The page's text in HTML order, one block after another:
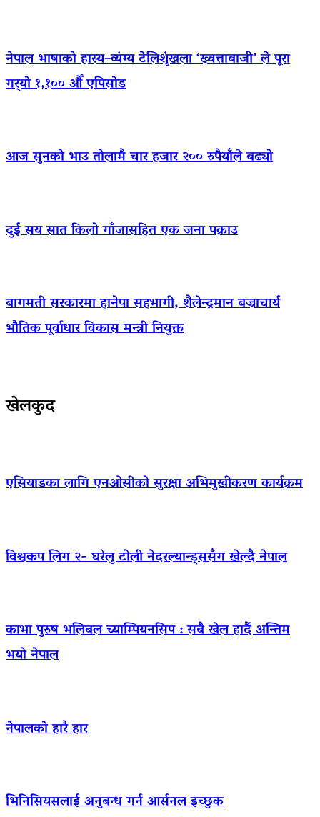
नेपाल भाषाको हास्य–व्यंग्य टेलिशृंखला ‘ख्वत्ताबाजी’ ले पूरा
गर्‍यो १,१०० औँ एपिसोड
आज सुनको भाउ तोलामै चार हजार २०० रुपैयाँले बढ्यो
दुई सय सात किलो गाँजासहित एक जना पक्राउ
बागमती सरकारमा हानेपा सहभागी, शैलेन्द्रमान बज्राचार्य
भौतिक पूर्वाधार विकास मन्त्री नियुक्त
खेलकुद
एसियाडका लागि एनओसीको सुरक्षा अभिमुखीकरण कार्यक्रम
विश्वकप लिग २- घरेलु टोली नेदरल्यान्ड्ससँग खेल्दै नेपाल
काभा पुरुष भलिबल च्याम्पियनसिप : सबै खेल हार्दै अन्तिम
भयो नेपाल
नेपालको हारै हार
भिनिसियसलाई अनुबन्ध गर्न आर्सनल इच्छुक